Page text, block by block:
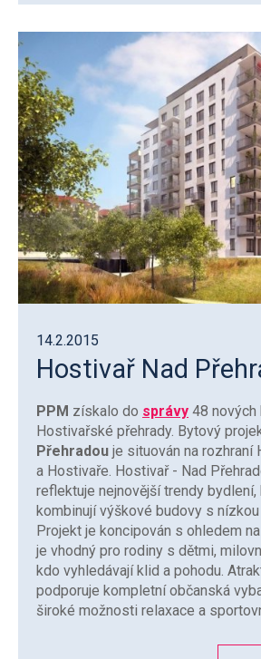
14.2.2015
Hostivař Nad
PPM získalo do správy 48 nových
Hostivařské přehrady. Bytový
Přehradou je situován na rozhraní
a Hostivaře. Hostivař - Nad
reflektuje nejnovější trendy
kombinují výškové budovy s nízkou
Projekt je koncipován s ohledem
je vhodný pro rodiny s dětmi,
kdo vyhledávají klid a pohodu.
podporuje kompletní občanská
široké možnosti relaxace a